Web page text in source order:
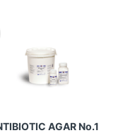
AGAR No.1